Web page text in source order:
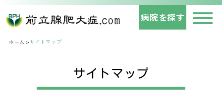
病院を探す
ホーム サイトマップ
サイトマップ